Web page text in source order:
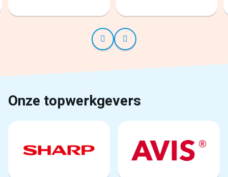
Onze topwerkgevers